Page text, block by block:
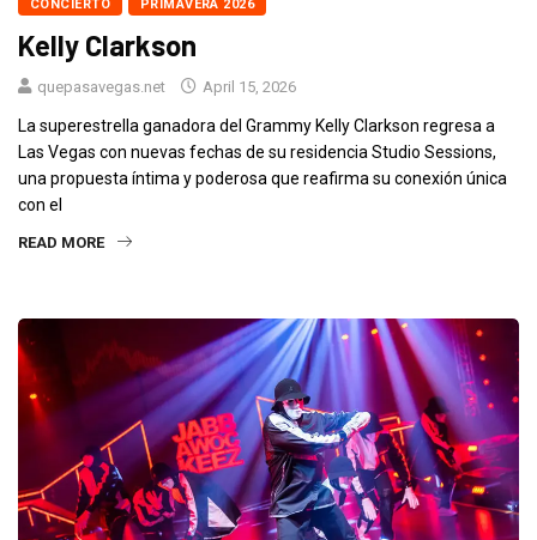
CONCIERTO PRIMAVERA 2026
Kelly Clarkson
quepasavegas.net April 15, 2026
La superestrella ganadora del Grammy Kelly Clarkson regresa a
Las Vegas con nuevas fechas de su residencia Studio Sessions,
una propuesta íntima y poderosa que reafirma su conexión única
con el
READ MORE